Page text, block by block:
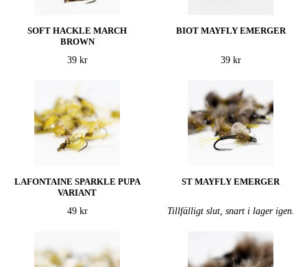
SOFT HACKLE MARCH
BROWN
39 kr
BIOT MAYFLY EMERGER
39 kr
LAFONTAINE SPARKLE PUPA
VARIANT
49 kr
ST MAYFLY EMERGER
Tillfälligt slut, snart i lager igen.